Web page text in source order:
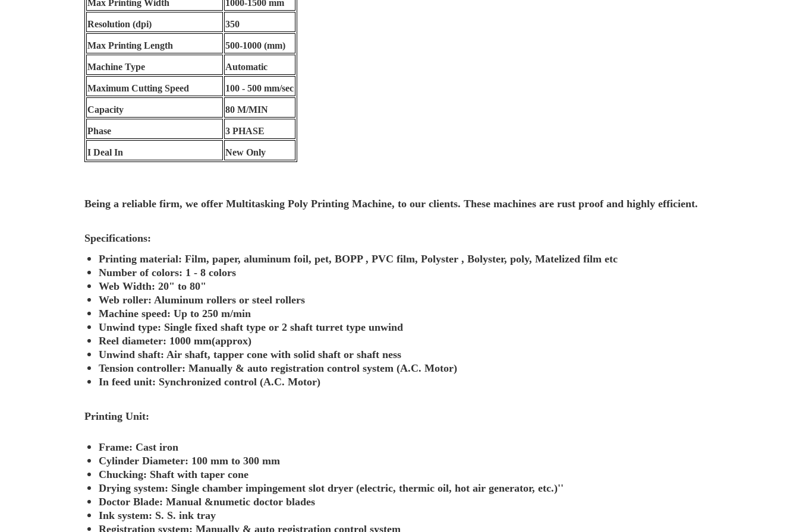
Max Printing Width 1000-1500 mm
Resolution (dpi) 350
Max Printing Length 500-1000 (mm)
Machine Type Automatic
Maximum Cutting Speed 100 - 500 mm/sec
Capacity 80 M/MIN
Phase 3 PHASE
I Deal In New Only
Being a reliable firm, we offer Multitasking Poly Printing Machine, to our clients. These machines are rust proof and highly efficient.
Specifications:
Printing material: Film, paper, aluminum foil, pet, BOPP , PVC film, Polyster , Bolyster, poly, Matelized film etc
Number of colors: 1 - 8 colors
Web Width: 20" to 80"
Web roller: Aluminum rollers or steel rollers
Machine speed: Up to 250 m/min
Unwind type: Single fixed shaft type or 2 shaft turret type unwind
Reel diameter: 1000 mm(approx)
Unwind shaft: Air shaft, tapper cone with solid shaft or shaft ness
Tension controller: Manually & auto registration control system (A.C. Motor)
In feed unit: Synchronized control (A.C. Motor)
Printing Unit:
Frame: Cast iron
Cylinder Diameter: 100 mm to 300 mm
Chucking: Shaft with taper cone
Drying system: Single chamber impingement slot dryer (electric, thermic oil, hot air generator, etc.)''
Doctor Blade: Manual &numetic doctor blades
Ink system: S. S. ink tray
Registration system: Manually & auto registration control system